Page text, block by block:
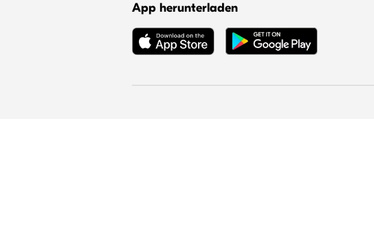
App herunterladen